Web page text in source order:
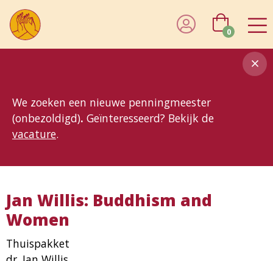
We zoeken een nieuwe penningmeester
(onbezoldigd). Geïnteresseerd? Bekijk de
vacature.
0
Jan Willis: Buddhism and
Women
Thuispakket